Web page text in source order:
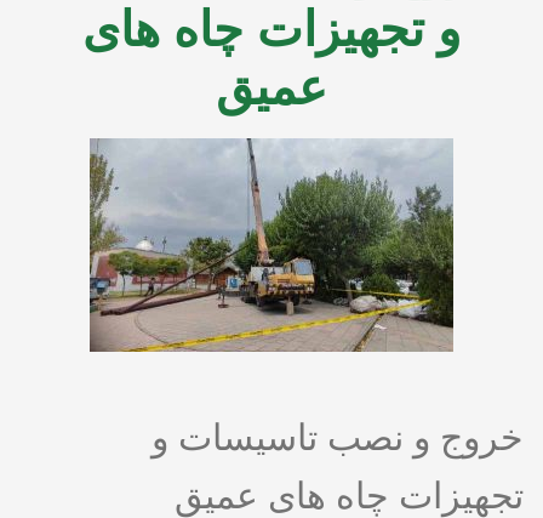
و تجهیزات چاه های
عمیق
خروج و نصب تاسیسات و
تجهیزات چاه های عمیق